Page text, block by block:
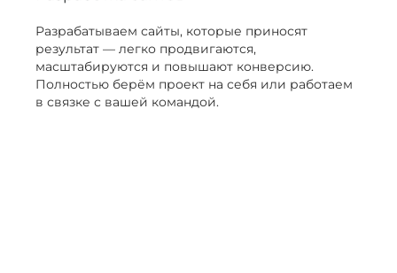
Разрабатываем сайты, которые приносят
результат — легко продвигаются,
масштабируются и повышают конверсию.
Полностью берём проект на себя или работаем
в связке с вашей командой.